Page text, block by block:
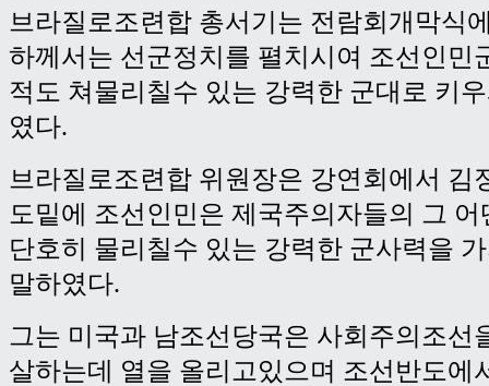
브라질로조련합 총서기는 전람회개막식
하께서는 선군정치를 펼치시여 조선인민
적도 쳐물리칠수 있는 강력한 군대로 키
였다.
브라질로조련합 위원장은 강연회에서 김
도밑에 조선인민은 제국주의자들의 그
단호히 물리칠수 있는 강력한 군사력을
말하였다.
그는 미국과 남조선당국은 사회주의조선
살하는데 열을 올리고있으며 조선반도에